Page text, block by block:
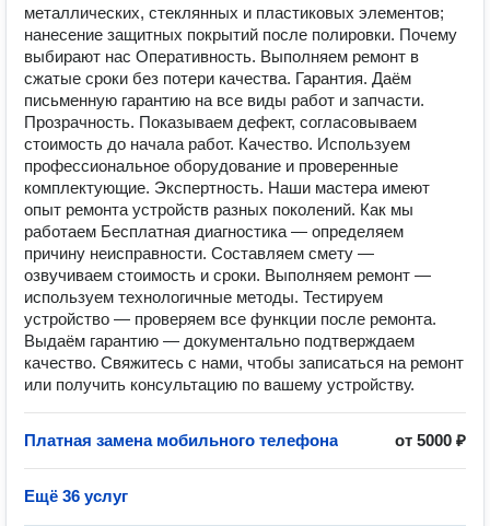
металлических, стеклянных и пластиковых элементов;
нанесение защитных покрытий после полировки. Почему
выбирают нас Оперативность. Выполняем ремонт в
сжатые сроки без потери качества. Гарантия. Даём
письменную гарантию на все виды работ и запчасти.
Прозрачность. Показываем дефект, согласовываем
стоимость до начала работ. Качество. Используем
профессиональное оборудование и проверенные
комплектующие. Экспертность. Наши мастера имеют
опыт ремонта устройств разных поколений. Как мы
работаем Бесплатная диагностика — определяем
причину неисправности. Составляем смету —
озвучиваем стоимость и сроки. Выполняем ремонт —
используем технологичные методы. Тестируем
устройство — проверяем все функции после ремонта.
Выдаём гарантию — документально подтверждаем
качество. Свяжитесь с нами, чтобы записаться на ремонт
или получить консультацию по вашему устройству.
Платная замена мобильного телефона от 5000 ₽
Ещё 36 услуг